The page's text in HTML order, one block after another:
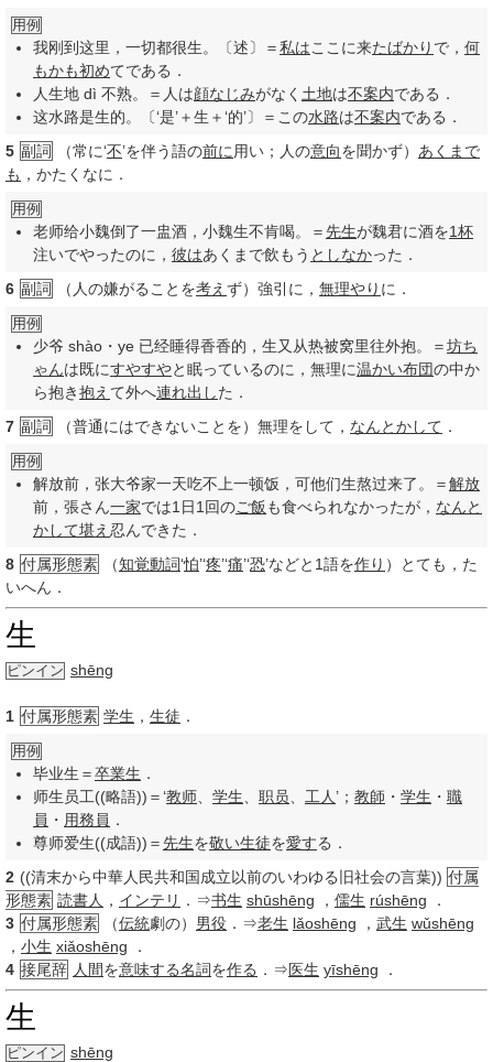
用例
我刚到这里，一切都很生。〔述〕＝私はここに来たばかり で， 何
もかも初めてである．
人生地 dì 不熟。＝人は顔なじみがなく 土地は不案内である．
这水路是生的。〔‘是’＋生＋‘的’〕＝この水路は不案内である．
5 副詞 （常に‘不’を伴う語の前に 用い；人の意向を聞かず） あくまで
も ，かたくなに．
用例
老师给小魏倒了一盅酒，小魏生不肯喝。＝先生が魏君に酒を1杯
注いでやったのに， 彼はあくまで飲もう としなかった．
6 副詞 （人の嫌がることを考え ず）強引に， 無理やり に．
用例
少爷 shào・ye 已经睡得香香的，生又从热被窝里往外抱。＝坊ち
ゃんは既にすやすやと眠っているのに，無理に温かい布団の中か
ら抱き抱え て外へ連れ出した．
7 副詞 （普通にはできないことを）無理をして， なんとかして ．
用例
解放前，张大爷家一天吃不上一顿饭，可他们生熬过来了。＝解放
前，張さん一家では1日1回のご飯も食べられなかったが， なんと
かして堪え 忍んできた．
8 付属形態素 （知覚動詞‘怕’‘疼’‘痛’‘恐’などと1語を作り ）とても，た
いへん．
生
ピンイン shēng
1 付属形態素 学生 ， 生徒 ．
用例
毕业生＝卒業生 ．
师生员工((略語))＝‘教师 学生 职员 工人 ’； 教師 ・ 学生 ・ 職
員 ・ 用務員 ．
尊师爱生((成語))＝先生を敬い生徒を愛する．
2 ((清末から中華人民共和国成立以前のいわゆる旧社会の言葉)) 付属
形態素 読書人 ， インテリ ．⇒书生 shūshēng ， 儒生 rúshēng ．
3 付属形態素 （伝統劇の） 男役 ．⇒老生 lǎoshēng ， 武生 wǔshēng
， 小生 xiǎoshēng ．
4 接尾辞 人間を意味する名詞を作る ．⇒医生 yīshēng ．
生
ピンイン shēng